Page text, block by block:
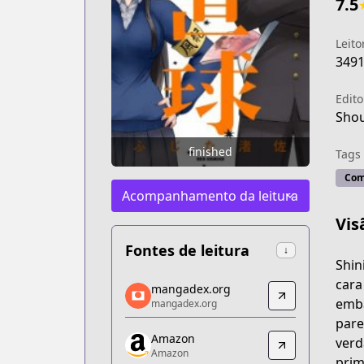
finished
Acompanhamento da leitura
Fontes de leitura ↓
mangadex.org
mangadex.org
https://mangadex.org/title/efb62763-
Amazon
mangadex.org
mangadex.org
Amazon
Amazon
7.5
Tags